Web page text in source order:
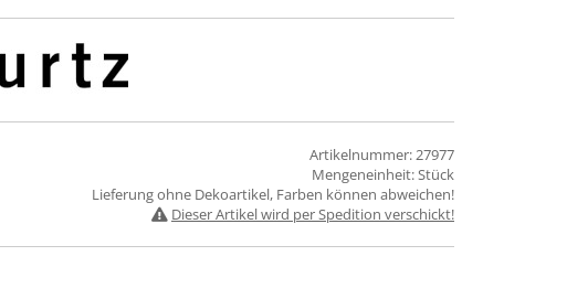
Artikelnummer: 27977
Mengeneinheit: Stück
Lieferung ohne Dekoartikel, Farben können abweichen!
Dieser Artikel wird per Spedition verschickt!